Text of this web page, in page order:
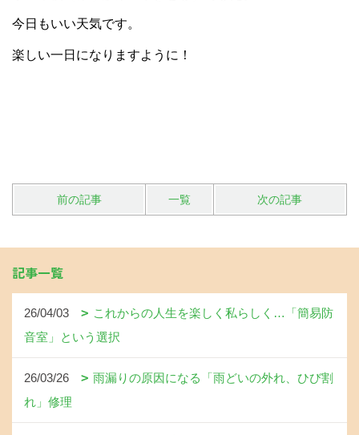
今日もいい天気です。
楽しい一日になりますように！
前の記事 一覧 次の記事
記事一覧
26/04/03
これからの人生を楽しく私らしく…「簡易防
音室」という選択
26/03/26
雨漏りの原因になる「雨どいの外れ、ひび割
れ」修理